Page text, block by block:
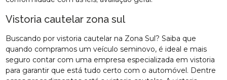
Vistoria cautelar zona sul
Buscando por vistoria cautelar na Zona Sul? Saiba que
quando compramos um veículo seminovo, é ideal e mais
seguro contar com uma empresa especializada em vistoria
para garantir que está tudo certo com o automóvel. Dentre